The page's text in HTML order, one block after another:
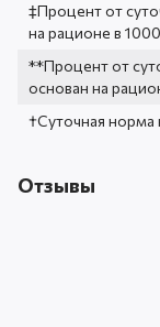
‡Процент от
на рационе в
**Процент от
основан на
†Суточная норма
Отзывы